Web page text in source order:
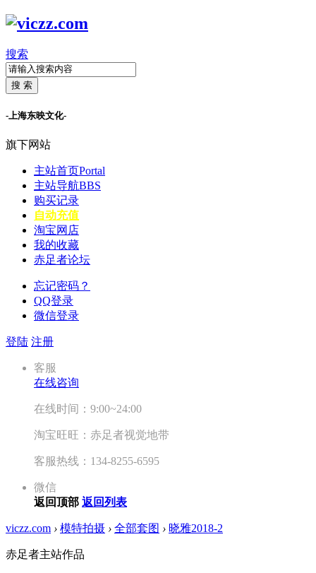
搜索
搜 索
-上海东映文化-
旗下网站
主站首页Portal
主站导航BBS
购买记录
自动充值
淘宝网店
我的收藏
赤足者论坛
忘记密码？
QQ登录
微信登录
登陆 注册
客服
在线咨询
在线时间：9:00~24:00
淘宝旺旺：赤足者视觉地带
客服热线：134-8255-6595
微信
返回顶部 返回列表
viczz.com › 模特拍摄 › 全部套图 › 晓雅2018-2
赤足者主站作品